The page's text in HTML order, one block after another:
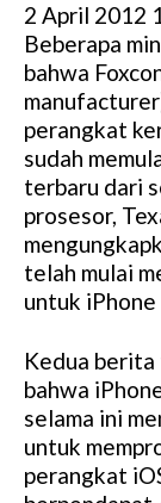
2 April 2012
Beberapa
bahwa
perangkat
sudah
terbaru dari
prosesor,
telah mulai
untuk
Kedua
bahwa
selama ini
untuk
perangkat